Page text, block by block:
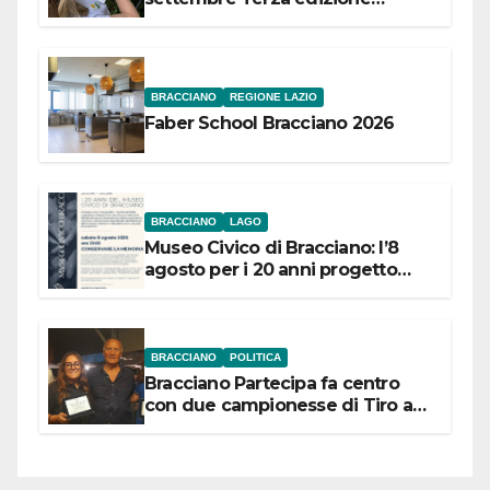
BRACCIANO REGIONE LAZIO
Faber School Bracciano 2026
BRACCIANO LAGO
Museo Civico di Bracciano: l’8
agosto per i 20 anni progetto
BRACCIANO POLITICA
Bracciano Partecipa fa centro
con due campionesse di Tiro a